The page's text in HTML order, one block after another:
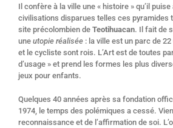
Il confère à la ville une « histoire » qu’il
civilisations disparues telles ces pyramides
site précolombien de Teotihuacan. Il fait de
une utopie réalisée : la ville est un parc de
et le cycliste sont rois. L’Art est de toutes
d’usage » et prend les formes les plus
jeux pour enfants.
Quelques 40 années après sa fondation
1974, le temps des polémiques a cessé.
reconnaissance et de l’affirmation de soi.